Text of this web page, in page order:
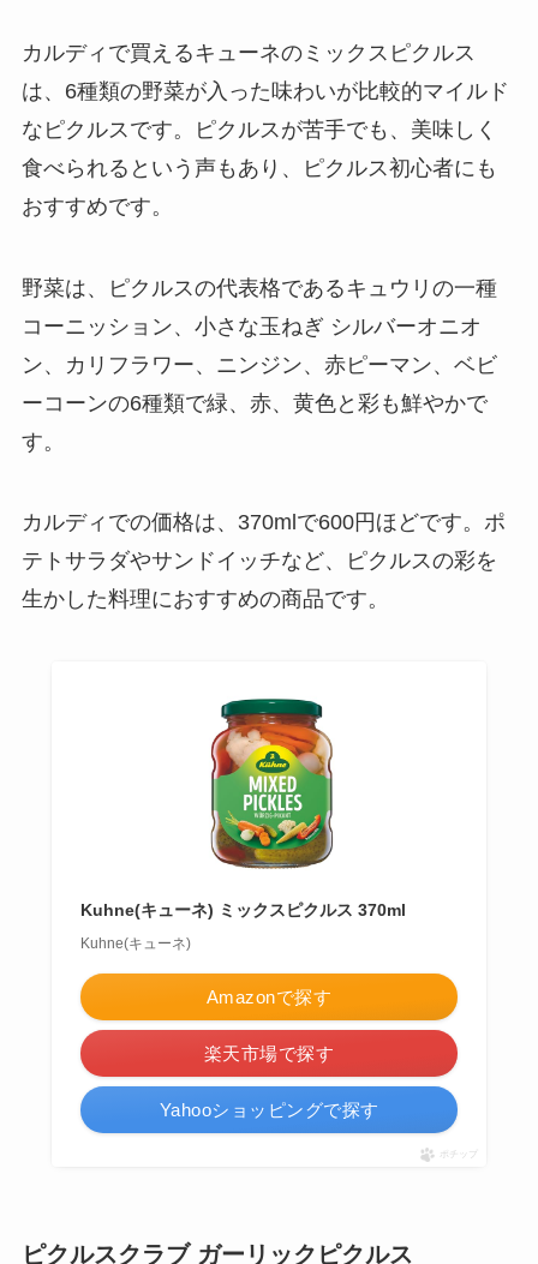
カルディで買えるキューネのミックスピクルス
は、6種類の野菜が入った味わいが比較的マイルド
なピクルスです。ピクルスが苦手でも、美味しく
食べられるという声もあり、ピクルス初心者にも
おすすめです。
野菜は、ピクルスの代表格であるキュウリの一種
コーニッション、小さな玉ねぎ シルバーオニオ
ン、カリフラワー、ニンジン、赤ピーマン、ベビ
ーコーンの6種類で緑、赤、黄色と彩も鮮やかで
す。
カルディでの価格は、370mlで600円ほどです。ポ
テトサラダやサンドイッチなど、ピクルスの彩を
生かした料理におすすめの商品です。
Kuhne(キューネ) ミックスピクルス 370ml
Kuhne(キューネ)
Amazonで探す
楽天市場で探す
Yahooショッピングで探す
ポチップ
ピクルスクラブ ガーリックピクルス